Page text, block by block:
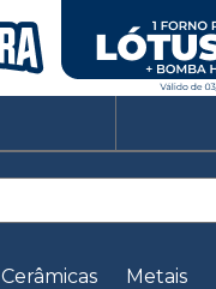
Cerâmicas Metais